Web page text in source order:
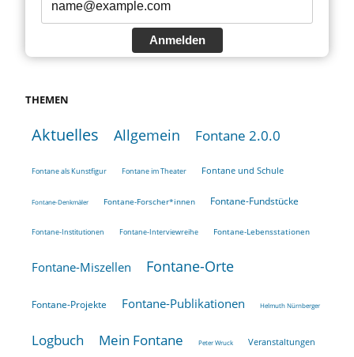
Anmelden
THEMEN
Aktuelles Allgemein Fontane 2.0.0
Fontane als Kunstfigur Fontane im Theater Fontane und Schule
Fontane-Denkmäler Fontane-Forscher*innen Fontane-Fundstücke
Fontane-Institutionen Fontane-Interviewreihe Fontane-Lebensstationen
Fontane-Miszellen Fontane-Orte
Fontane-Projekte Fontane-Publikationen Helmuth Nürnberger
Logbuch Mein Fontane Peter Wruck Veranstaltungen